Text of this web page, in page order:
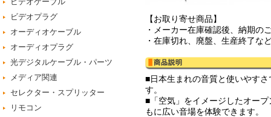
ビデオプラグ
オーディオケーブル
オーディオプラグ
光デジタルケーブル・パーツ
メディア関連
セレクター・スプリッター
リモコン
【お取り寄せ商品】
・メーカー在庫確認後、納期の
・在庫切れ、廃盤、生産終了な
■日本生まれの音質と使いやす
す。
■「空気」をイメージしたオー
もに広い音場を体験できます。